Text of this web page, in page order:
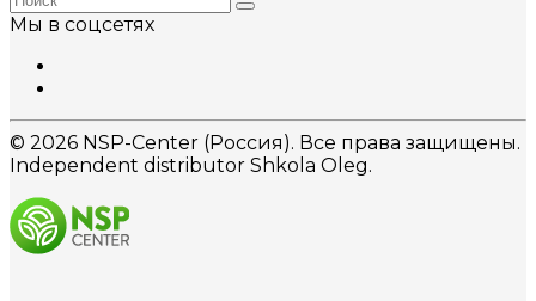
Мы в соцсетях
© 2026 NSP-Center (Россия). Все права защищены.
Independent distributor Shkola Oleg.